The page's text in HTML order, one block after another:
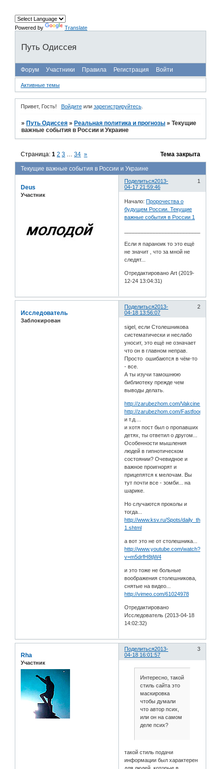
Powered by Translate
Путь Одиссея
Форум Участники Правила Регистрация Войти
Активные темы
Привет, Гость! Войдитеили зарегистрируйтесь.
» Путь Одиссея » Реальная политика и прогнозы »Текущие
важные события в России и Украине
Текущие важные события в России и Украине
Страница:1 2 3 34 » Тема закрыта
Поделиться 1
2013-
04-17 21:59:46
Deus
Участник
Начало:Пророчества о
будущем России. Текущие
важные события в России 1
Если я параноик то это ещё
не значит , что за мной не
следят...
Отредактировано Art (2019-
12-24 13:04:31)
Поделиться 2
2013-
04-18 13:56:07
Исследователь
Заблокирован
sigel, если Столешникова
систематически и неслабо
уносит, это ещё не означает
что он в главном неправ.
Просто ошибаются в чём-то
- все.
А ты изучи тамошнюю
библиотеку прежде чем
выводы делать.
http://zarubezhom.com/Vakcine.htm
http://zarubezhom.com/Fastfood.htm
и т.д....
и хотя пост был о пропавших
детях, ты ответил о другом...
Особенности мышления
людей в гипнотическом
состоянии? Очевидное и
важное проигнорят и
прицепятся к мелочам. Вы
тут почти все - зомби... на
шарике.
Но случаются проколы и
тогда...
http://www.ksv.ru/Spots/daily_thoughts/
1.shtml
а вот это не от столешника...
http://www.youtube.com/watch?
v=m5drfH8tjW4
и это тоже не больные
воображения столешникова,
снятые на видео...
http://vimeo.com/61024978
Отредактировано
Исследователь (2013-04-18
14:02:32)
Поделиться 3
2013-
04-18 16:01:57
Rha
Участник
Интересно, такой
стиль сайта это
маскировка
чтобы думали
что автор псих,
или он на самом
деле псих?
такой стиль подачи
информации был характерен
для людей, которые в